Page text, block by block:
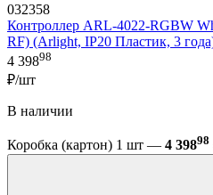
032358
Контроллер ARL-4022-RGBW
RF) (Arlight, IP20 Пластик, 3
4 39898
₽/шт
В наличии
Коробка (картон) 1 шт — 4 39898